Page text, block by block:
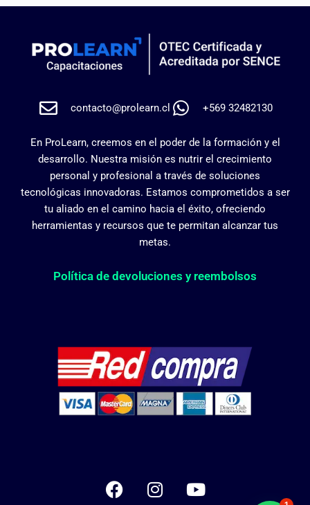
contacto@prolearn.cl +569 32482130
En ProLearn, creemos en el poder de la formación y el
desarrollo. Nuestra misión es nutrir el crecimiento
personal y profesional a través de soluciones
tecnológicas innovadoras. Estamos comprometidos a ser
tu aliado en el camino hacia el éxito, ofreciendo
herramientas y recursos que te permitan alcanzar tus
metas.
Política de devoluciones y reembolsos
F
a
I
n
Y
o